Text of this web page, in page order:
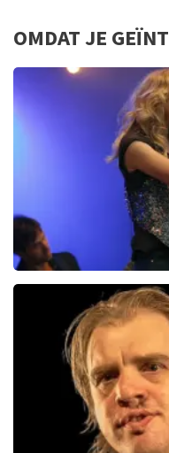
Prima
Gewoon goed
OMDAT JE
Ilse DeLange
274+
BEKIJKEN